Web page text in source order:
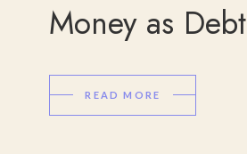
Money as Debt
READ MORE